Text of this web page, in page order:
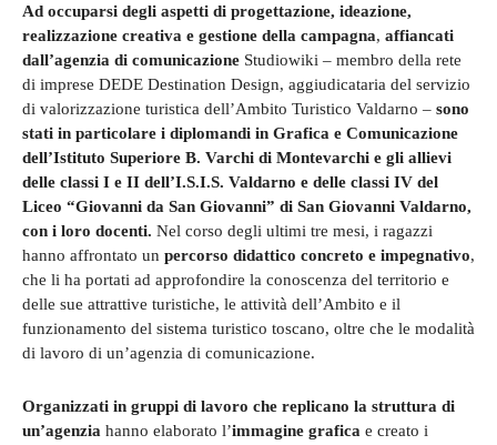
Ad occuparsi degli aspetti di progettazione, ideazione,
realizzazione creativa e gestione della campagna, affiancati
dall’agenzia di comunicazione Studiowiki – membro della rete
di imprese DEDE Destination Design, aggiudicataria del servizio
di valorizzazione turistica dell’Ambito Turistico Valdarno – sono
stati in particolare i diplomandi in Grafica e Comunicazione
dell’Istituto Superiore B. Varchi di Montevarchi e gli allievi
delle classi I e II dell’I.S.I.S. Valdarno e delle classi IV del
Liceo “Giovanni da San Giovanni” di San Giovanni Valdarno,
con i loro docenti. Nel corso degli ultimi tre mesi, i ragazzi
hanno affrontato un percorso didattico concreto e impegnativo,
che li ha portati ad approfondire la conoscenza del territorio e
delle sue attrattive turistiche, le attività dell’Ambito e il
funzionamento del sistema turistico toscano, oltre che le modalità
di lavoro di un’agenzia di comunicazione.
Organizzati in gruppi di lavoro che replicano la struttura di
un’agenzia hanno elaborato l’immagine grafica e creato i